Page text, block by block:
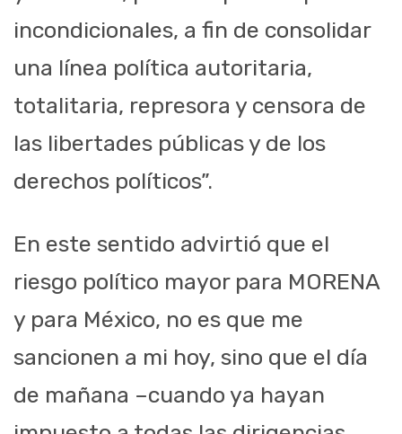
incondicionales, a fin de consolidar
una línea política autoritaria,
totalitaria, represora y censora de
las libertades públicas y de los
derechos políticos”.
En este sentido advirtió que el
riesgo político mayor para MORENA
y para México, no es que me
sancionen a mi hoy, sino que el día
de mañana –cuando ya hayan